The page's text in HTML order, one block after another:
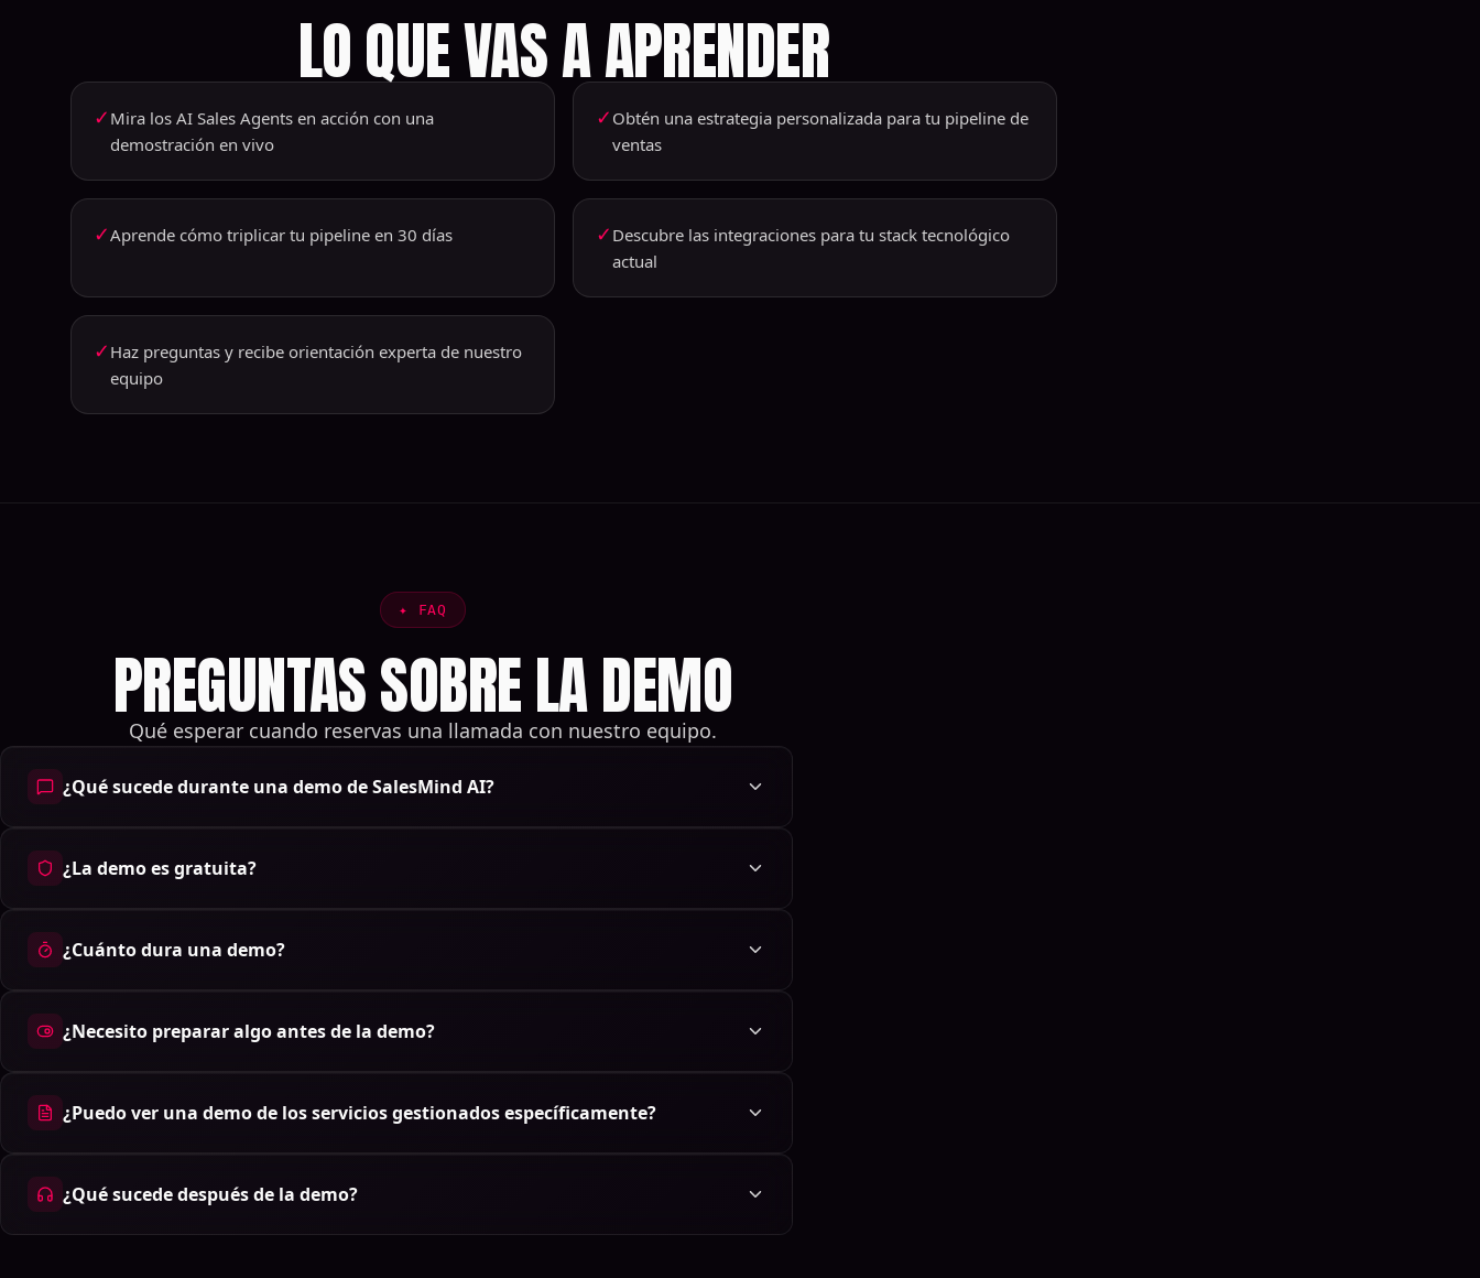
LO QUE VAS A APRENDER
✓ Mira los AI Sales Agents en acción con una
demostración en vivo
✓ Obtén una estrategia personalizada para tu pipeline de
ventas
✓Aprende cómo triplicar tu pipeline en 30 días ✓ Descubre las integraciones para tu stack tecnológico
actual
✓ Haz preguntas y recibe orientación experta de nuestro
equipo
✦ FAQ
PREGUNTAS SOBRE LA DEMO
Qué esperar cuando reservas una llamada con nuestro equipo.
¿Qué sucede durante una demo de SalesMind AI?
¿La demo es gratuita?
¿Cuánto dura una demo?
¿Necesito preparar algo antes de la demo?
¿Puedo ver una demo de los servicios gestionados específicamente?
¿Qué sucede después de la demo?